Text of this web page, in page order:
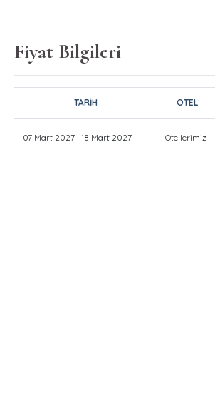
Fiyat Bilgileri
TARİH OTEL
07 Mart 2027 | 18 Mart 2027 Otellerimiz